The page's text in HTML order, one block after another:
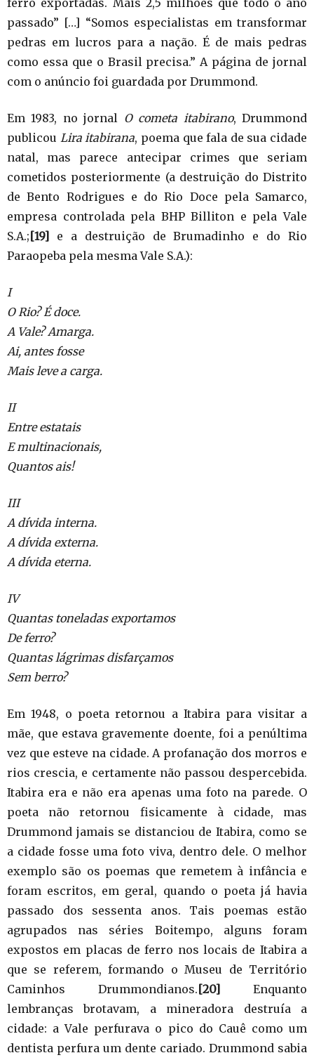
passado” […] “Somos especialistas em transformar
pedras em lucros para a nação. É de mais pedras
como essa que o Brasil precisa.” A página de jornal
com o anúncio foi guardada por Drummond.
Em 1983, no jornal O cometa itabirano, Drummond
publicou Lira itabirana, poema que fala de sua cidade
natal, mas parece antecipar crimes que seriam
cometidos posteriormente (a destruição do Distrito
de Bento Rodrigues e do Rio Doce pela Samarco,
empresa controlada pela BHP Billiton e pela Vale
S.A.;[19] e a destruição de Brumadinho e do Rio
Paraopeba pela mesma Vale S.A.):
I
O Rio? É doce.
A Vale? Amarga.
Ai, antes fosse
Mais leve a carga.
II
Entre estatais
E multinacionais,
Quantos ais!
III
A dívida interna.
A dívida externa.
A dívida eterna.
IV
Quantas toneladas exportamos
De ferro?
Quantas lágrimas disfarçamos
Sem berro?
Em 1948, o poeta retornou a Itabira para visitar a
mãe, que estava gravemente doente, foi a penúltima
vez que esteve na cidade. A profanação dos morros e
rios crescia, e certamente não passou despercebida.
Itabira era e não era apenas uma foto na parede. O
poeta não retornou fisicamente à cidade, mas
Drummond jamais se distanciou de Itabira, como se
a cidade fosse uma foto viva, dentro dele. O melhor
exemplo são os poemas que remetem à infância e
foram escritos, em geral, quando o poeta já havia
passado dos sessenta anos. Tais poemas estão
agrupados nas séries Boitempo, alguns foram
expostos em placas de ferro nos locais de Itabira a
que se referem, formando o Museu de Território
Caminhos Drummondianos.[20] Enquanto
lembranças brotavam, a mineradora destruía a
cidade: a Vale perfurava o pico do Cauê como um
dentista perfura um dente cariado. Drummond sabia